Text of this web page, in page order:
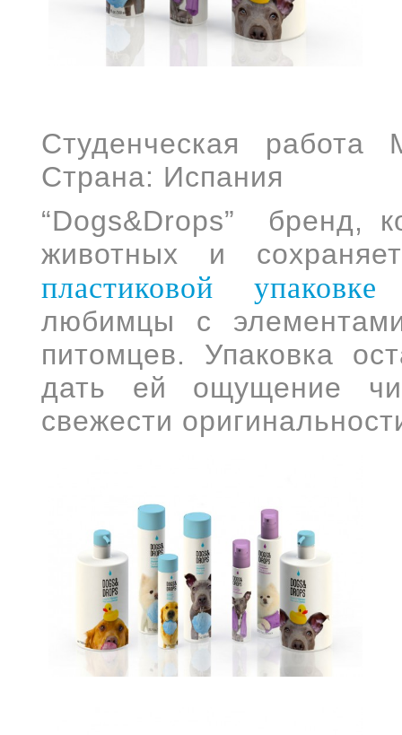
Студенческая
Страна: Испания
“Dogs&Drops”
бренд,
животных и
пластиковой упаковке
любимцы с
питомцев. Упаковка
дать ей ощущение
свежести